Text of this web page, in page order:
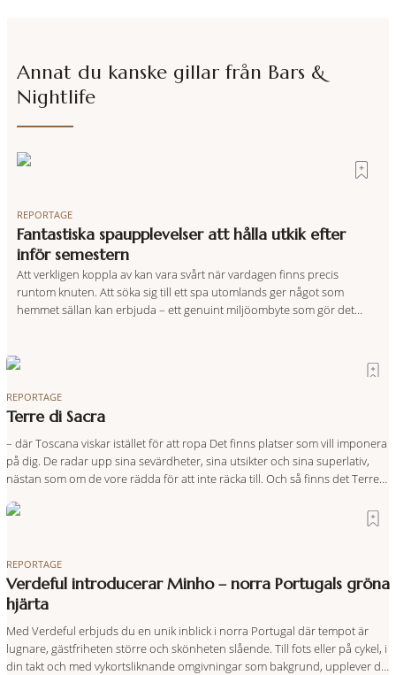
Annat du kanske gillar från Bars &
Nightlife
REPORTAGE
Fantastiska spaupplevelser att hålla utkik efter
inför semestern
Att verkligen koppla av kan vara svårt när vardagen finns precis
runtom knuten. Att söka sig till ett spa utomlands ger något som
hemmet sällan kan erbjuda – ett genuint miljöombyte som gör det
REPORTAGE
Terre di Sacra
– där Toscana viskar istället för att ropa Det finns platser som vill imponera
på dig. De radar upp sina sevärdheter, sina utsikter och sina superlativ,
nästan som om de vore rädda för att inte räcka till. Och så finns det Terre
REPORTAGE
Verdeful introducerar Minho – norra Portugals gröna
hjärta
Med Verdeful erbjuds du en unik inblick i norra Portugal där tempot är
lugnare, gästfriheten större och skönheten slående. Till fots eller på cykel, i
din takt och med vykortsliknande omgivningar som bakgrund, upplever du